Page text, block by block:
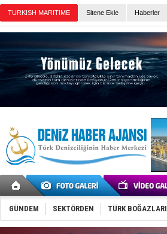
TURKISH MARITIME Sitene Ekle Haberler
GÜNDEM SEKTÖRDEN TÜRK BOĞAZLARI